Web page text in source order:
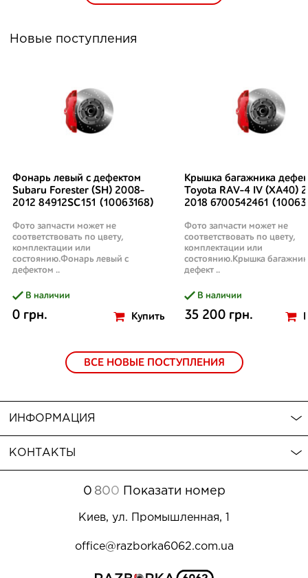
Новые поступления
Фонарь левый с дефектом
Subaru Forester (SH) 2008-
2012 84912SC151 (10063168)
Фото запчасти может не
соответствовать по цвету,
комплектации или
состоянию.Фонарь левый с
дефектом ..
В наличии
0 грн. Купить
Крышка багажника
Toyota RAV-4 IV (XA40)
2018 6700542461
Фото запчасти может не
соответствовать по цвету,
комплектации или
состоянию.Крышка
дефект ..
В наличии
35 200 грн.
ВСЕ НОВЫЕ ПОСТУПЛЕНИЯ
ИНФОРМАЦИЯ
КОНТАКТЫ
0 800 Показати номер
Киев, ул. Промышленная, 1
office@razborka6062.com.ua